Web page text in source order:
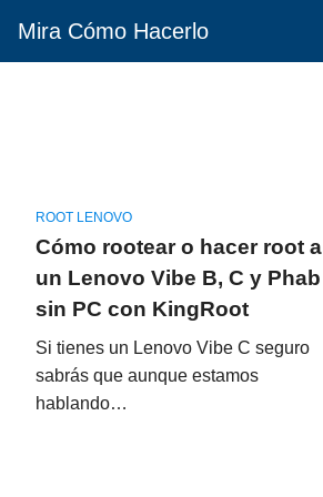
Mira Cómo Hacerlo
ROOT LENOVO
Cómo rootear o hacer root a
un Lenovo Vibe B, C y Phab
sin PC con KingRoot
Si tienes un Lenovo Vibe C seguro
sabrás que aunque estamos
hablando…